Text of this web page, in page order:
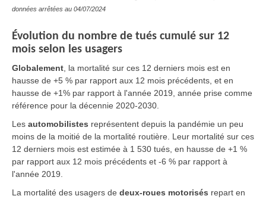
données arrêtées au 04/07/2024
Évolution du nombre de tués cumulé sur 12
mois selon les usagers
Globalement , la mortalité sur ces 12 derniers mois est en
hausse de +5 % par rapport aux 12 mois précédents, et en
hausse de +1% par rapport à l'année 2019, année prise comme
référence pour la décennie 2020-2030.
Les automobilistes représentent depuis la pandémie un peu
moins de la moitié de la mortalité routière. Leur mortalité sur ces
12 derniers mois est estimée à 1 530 tués, en hausse de +1 %
par rapport aux 12 mois précédents et -6 % par rapport à
l'année 2019.
La mortalité des usagers de deux-roues motorisés repart en